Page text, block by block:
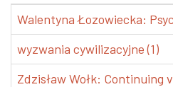
Walentyna Łozowiecka:
wyzwania cywilizacyjne (1)
Zdzisław Wołk: